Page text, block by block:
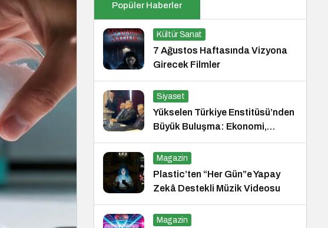
Popüler Haberler
Kültür Sanat
7 Ağustos Haftasında Vizyona
Girecek Filmler
Siyaset
Yükselen Türkiye Enstitüsü’nden
Büyük Buluşma: Ekonomi,
Güvenlik Politikaları ve Hukuk
Konferansı
Magazin
Plastic’ten “Her Gün”e Yapay
Zekâ Destekli Müzik Videosu
Magazin